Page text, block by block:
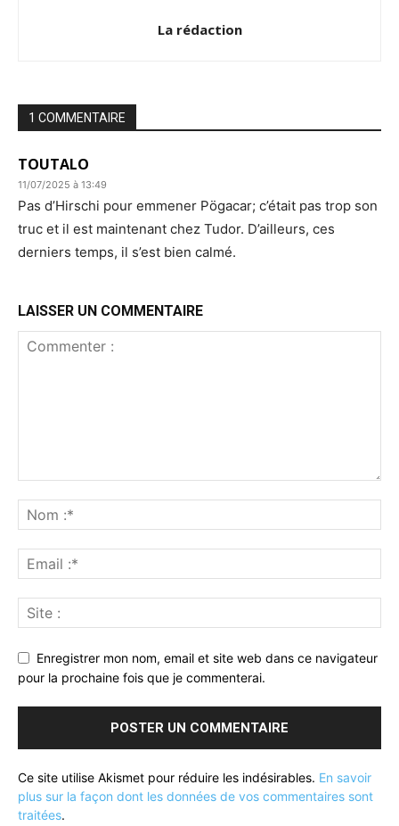
La rédaction
1 COMMENTAIRE
TOUTALO
11/07/2025 à 13:49
Pas d’Hirschi pour emmener Pögacar; c’était pas trop son
truc et il est maintenant chez Tudor. D’ailleurs, ces
derniers temps, il s’est bien calmé.
LAISSER UN COMMENTAIRE
Enregistrer mon nom, email et site web dans ce navigateur
pour la prochaine fois que je commenterai.
Ce site utilise Akismet pour réduire les indésirables. En savoir
plus sur la façon dont les données de vos commentaires sont
traitées.